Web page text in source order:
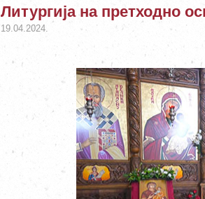
Литургија на претходно
19.04.2024.